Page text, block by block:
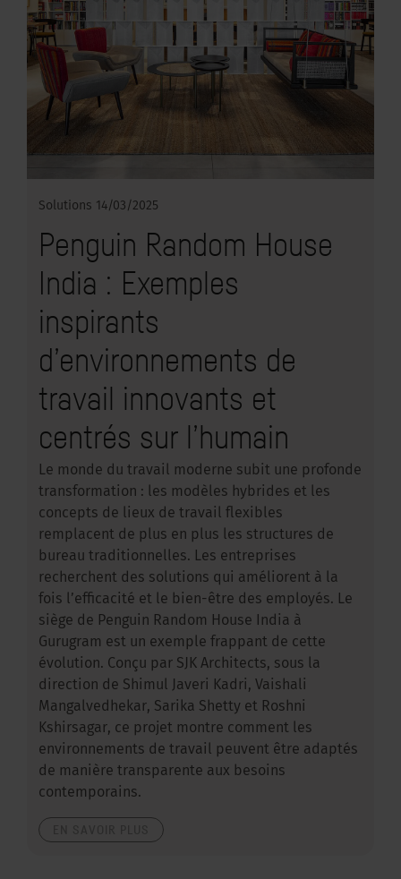
Solutions 14/03/2025
Penguin Random House
India : Exemples
inspirants
d’environnements de
travail innovants et
centrés sur l’humain
Le monde du travail moderne subit une profonde
transformation : les modèles hybrides et les
concepts de lieux de travail flexibles
remplacent de plus en plus les structures de
bureau traditionnelles. Les entreprises
recherchent des solutions qui améliorent à la
fois l’efficacité et le bien-être des employés. Le
siège de Penguin Random House India à
Gurugram est un exemple frappant de cette
évolution. Conçu par SJK Architects, sous la
direction de Shimul Javeri Kadri, Vaishali
Mangalvedhekar, Sarika Shetty et Roshni
Kshirsagar, ce projet montre comment les
environnements de travail peuvent être adaptés
de manière transparente aux besoins
contemporains.